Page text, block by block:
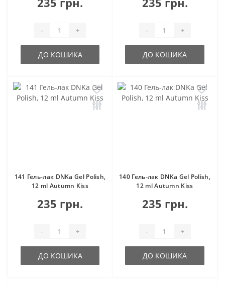
- +
ДО КОШИКА
- +
ДО КОШИКА
141 Гель-лак DNKa Gel Polish,
12 ml Autumn Kiss
235 грн.
- +
ДО КОШИКА
140 Гель-лак DNKa Gel Polish,
12 ml Autumn Kiss
235 грн.
- +
ДО КОШИКА